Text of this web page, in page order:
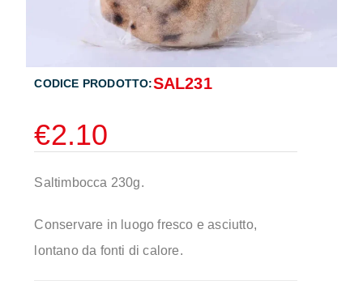
CODICE PRODOTTO:SAL231
€2.10
Saltimbocca 230g.
Conservare in luogo fresco e asciutto,
lontano da fonti di calore.